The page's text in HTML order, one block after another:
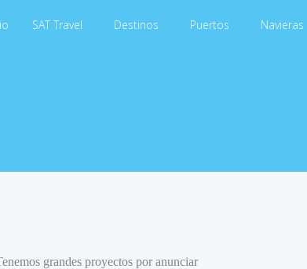
SAT Travel Destinos Puertos Navieras
grandes proyectos por anunciar